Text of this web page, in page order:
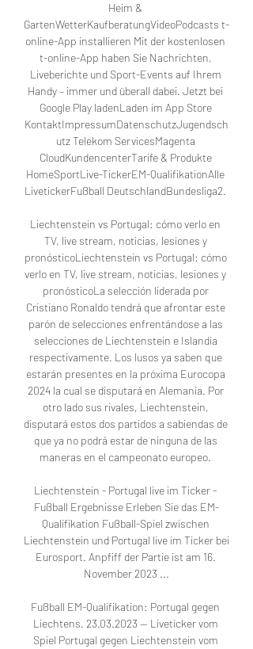
Heim &
GartenWetterKaufberatungVideoPodcasts t-
online-App installieren Mit der kostenlosen
t-online-App haben Sie Nachrichten,
Liveberichte und Sport-Events auf Ihrem
Handy – immer und überall dabei. Jetzt bei
Google Play ladenLaden im App Store
KontaktImpressumDatenschutzJugendsch
utz Telekom ServicesMagenta
CloudKundencenterTarife & Produkte
HomeSportLive-TickerEM-QualifikationAlle
LivetickerFußball DeutschlandBundesliga2.
Liechtenstein vs Portugal: cómo verlo en
TV, live stream, noticias, lesiones y
pronósticoLiechtenstein vs Portugal: cómo
verlo en TV, live stream, noticias, lesiones y
pronósticoLa selección liderada por
Cristiano Ronaldo tendrá que afrontar este
parón de selecciones enfrentándose a las
selecciones de Liechtenstein e Islandia
respectivamente. Los lusos ya saben que
estarán presentes en la próxima Eurocopa
2024 la cual se disputará en Alemania. Por
otro lado sus rivales, Liechtenstein,
disputará estos dos partidos a sabiendas de
que ya no podrá estar de ninguna de las
maneras en el campeonato europeo.
Liechtenstein - Portugal live im Ticker -
Fußball Ergebnisse Erleben Sie das EM-
Qualifikation Fußball-Spiel zwischen
Liechtenstein und Portugal live im Ticker bei
Eurosport. Anpfiff der Partie ist am 16.
November 2023 ...
Fußball EM-Qualifikation: Portugal gegen
Liechtens. 23.03.2023 — Liveticker vom
Spiel Portugal gegen Liechtenstein vom